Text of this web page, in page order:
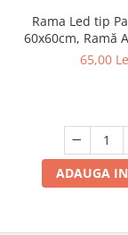
Rama Led tip
60x60cm, Ramă
de
65,00
ADAUGA